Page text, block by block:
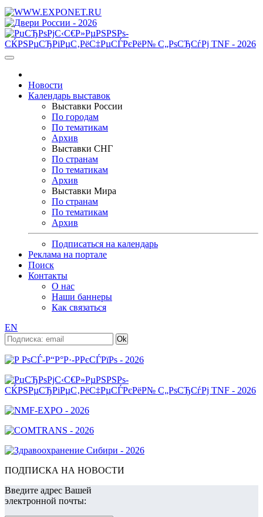
Новости
Календарь выставок
Выставки России
По городам
По тематикам
Архив
Выставки СНГ
По странам
По тематикам
Архив
Выставки Мира
По странам
По тематикам
Архив
Подписаться на календарь
Реклама на портале
Поиск
Контакты
О нас
Наши баннеры
Как связаться
EN
ПОДПИСКА НА НОВОСТИ
Введите адрес Вашей
электронной почты: